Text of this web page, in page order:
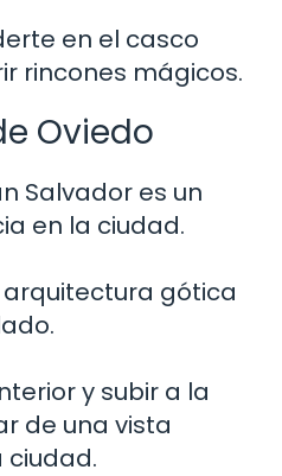
en el casco
rincones mágicos.
Oviedo
Salvador es un
en la ciudad.
gótica
y subir a la
de una vista